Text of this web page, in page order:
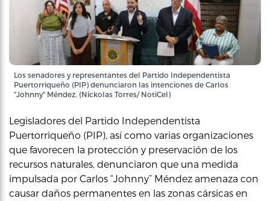
Los senadores y representantes del Partido Independentista
Puertorriqueño (PIP) denunciaron las intenciones de Carlos
"Johnny" Méndez. (Nickolas Torres/ NotiCel)
Legisladores del Partido Independentista
Puertorriqueño (PIP), así como varias organizaciones
que favorecen la protección y preservación de los
recursos naturales, denunciaron que una medida
impulsada por Carlos “Johnny” Méndez amenaza con
causar daños permanentes en las zonas cársicas en